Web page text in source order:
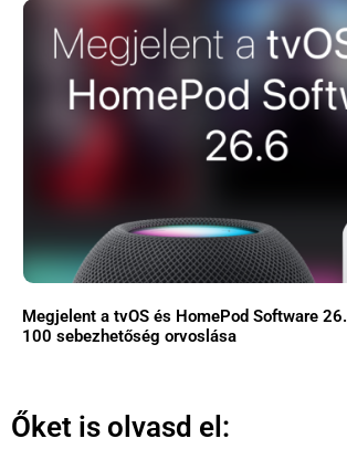
Megjelent a tvOS és HomePod Software
100 sebezhetőség orvoslása
Őket is olvasd el: